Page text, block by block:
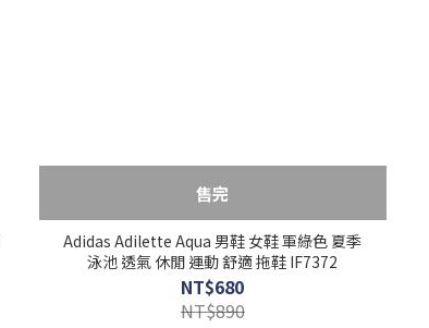
售完
Adidas Adilette Aqua 男鞋 女鞋 軍綠色 夏季
泳池 透氣 休閒 運動 舒適 拖鞋 IF7372
NT$680
NT$890